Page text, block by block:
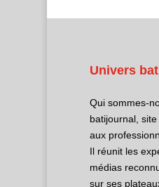
Univers
Qui sommes-
batijournal,
aux
Il réunit les
médias
sur ses